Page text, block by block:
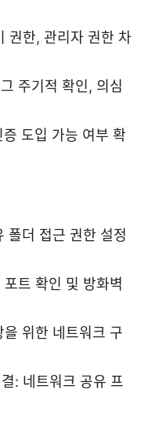
권한, 관리자 권한 차
주기적 확인, 의심
도입 가능 여부 확
폴더 접근 권한 설정
트 확인 및 방화벽
위한 네트워크 구
: 네트워크 공유 프